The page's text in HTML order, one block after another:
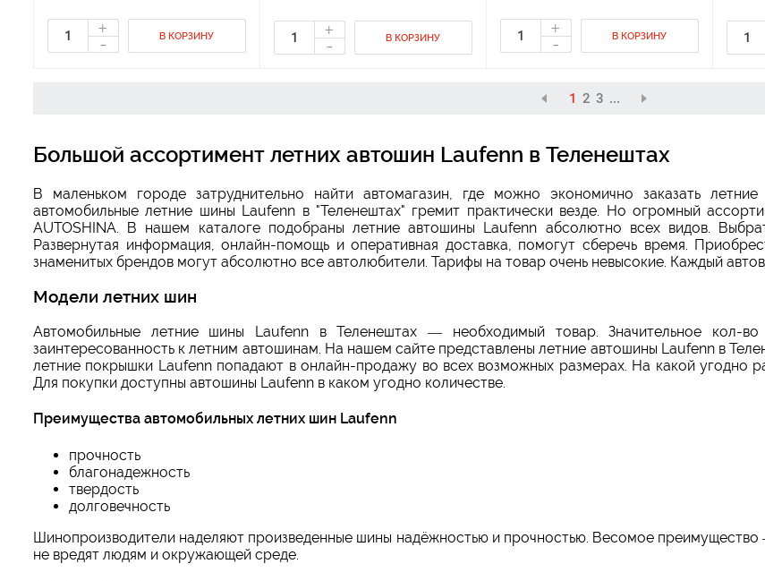
+
- В КОРЗИНУ +
- В КОРЗИНУ
+
- В КОРЗИНУ
1 2 3 ...
Большой ассортимент летних автошин Laufenn в Теленештах
В маленьком городе затруднительно найти автомагазин, где можно экономично заказать
автомобильные летние шины Laufenn в "Теленештах" гремит практически везде. Но огромный
AUTOSHINA. В нашем каталоге подобраны летние автошины Laufenn абсолютно всех видов.
Развернутая информация, онлайн-помощь и оперативная доставка, помогут сберечь время.
знаменитых брендов могут абсолютно все автолюбители. Тарифы на товар очень невысокие. Каждый
Модели летних шин
Автомобильные летние шины Laufenn в Теленештах — необходимый товар. Значительное кол-
заинтересованность к летним автошинам. На нашем сайте представлены летние автошины Laufenn в
летние покрышки Laufenn попадают в онлайн-продажу во всех возможных размерах. На какой угодно
Для покупки доступны автошины Laufenn в каком угодно количестве.
Преимущества автомобильных летних шин Laufenn
прочность
благонадежность
твердость
долговечность
Шинопроизводители наделяют произведенные шины надёжностью и прочностью. Весомое
не вредят людям и окружающей среде.